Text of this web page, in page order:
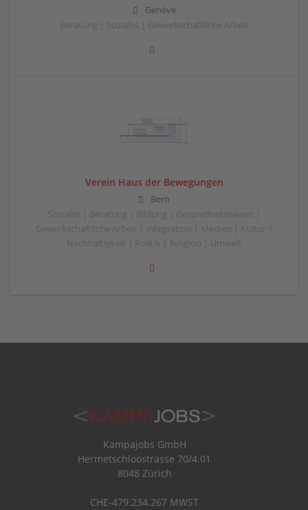
Genève
Beratung | Soziales | Gewerkschaftliche Arbeit
Verein Haus der Bewegungen
Bern
Soziales | Beratung | Bildung | Gesundheitswesen |
Gewerkschaftliche Arbeit | Integration | Medien | Kultur |
Nachhaltigkeit | Politik | Religion | Umwelt
Kampajobs GmbH
Hermetschloostrasse 70/4.01
8048 Zürich
CHE-479.234.267 MWST